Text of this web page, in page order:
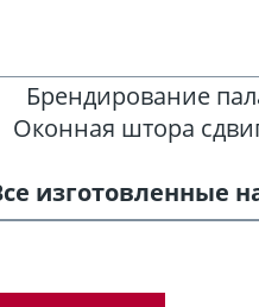
Брендирование
Оконная штора
изготовленные